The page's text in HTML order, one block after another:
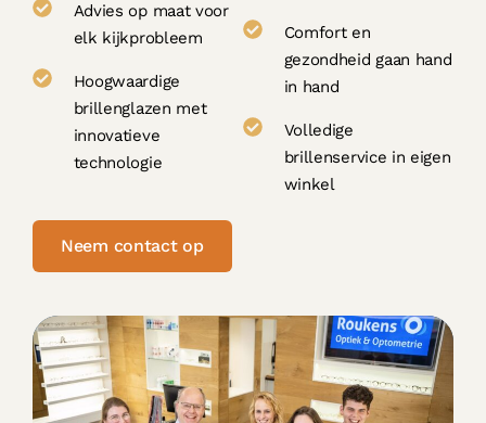
Advies op maat voor
elk kijkprobleem
Hoogwaardige
brillenglazen met
innovatieve
technologie
Comfort en
gezondheid gaan hand
in hand
Volledige
brillenservice in eigen
winkel
Neem contact op